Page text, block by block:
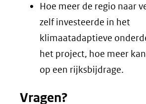
Hoe meer de regio naar
zelf investeerde in het
klimaatadaptieve
het project, hoe meer
op een rijksbijdrage.
Vragen?